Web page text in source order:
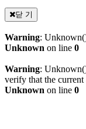
닫 기
Warning:
Unknown on line 0
Warning:
verify that the current
Unknown on line 0